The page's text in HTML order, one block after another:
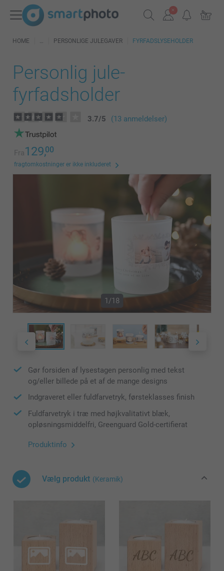
HOME PERSONLIGE JULEGAVER FYRFADSLYSEHOLDER
Personlig jule-
fyrfadsholder
3.7/5 (13 anmeldelser)
Fra129,00
fragtomkostninger er ikke inkluderet
1/18
Gør forsiden af lysestagen personlig med tekst
og/eller billede på et af de mange designs
Indgraveret eller fuldfarvetryk, førsteklasses finish
Fuldfarvetryk i træ med højkvalitativt blæk,
opløsningsmiddelfri, Greenguard Gold-certifierat
Produktinfo
Vælg produkt (Keramik)